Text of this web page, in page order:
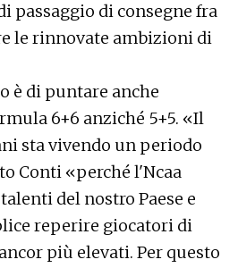
passaggio di consegne fra
le rinnovate ambizioni di
è di puntare anche
6+6 anziché 5+5. «Il
sta vivendo un periodo
Conti «perché l'Ncaa
del nostro Paese e
reperire giocatori di
più elevati. Per questo